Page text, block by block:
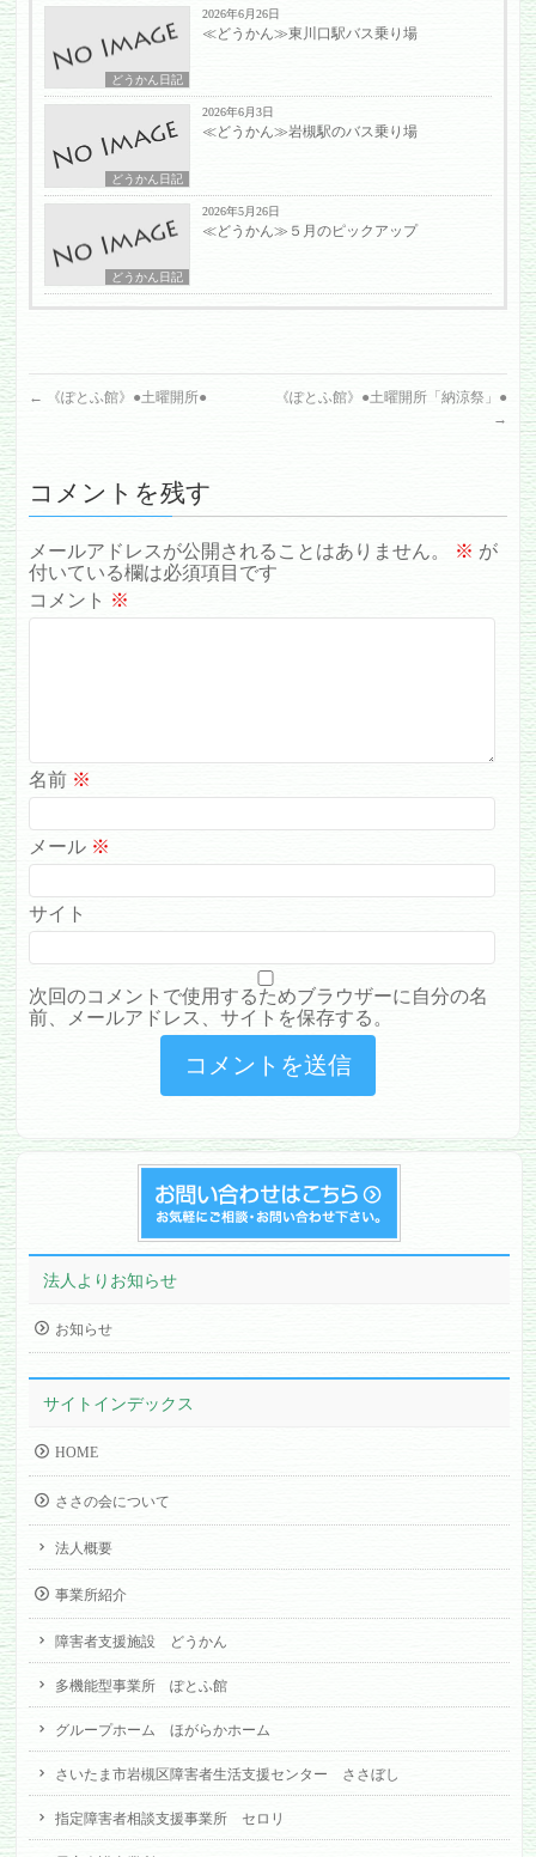
どうかん日記
2026年6月26日
≪どうかん≫東川口駅バス乗り場
どうかん日記
2026年6月3日
≪どうかん≫岩槻駅のバス乗り場
どうかん日記
2026年5月26日
≪どうかん≫５月のピックアップ
← 《ぽとふ館》●土曜開所●
《ぽとふ館》●土曜開所「納涼祭」●
→
コメントを残す
メールアドレスが公開されることはありません。 ※ が
付いている欄は必須項目です
コメント ※
名前 ※
メール ※
サイト
次回のコメントで使用するためブラウザーに自分の名
前、メールアドレス、サイトを保存する。
法人よりお知らせ
お知らせ
サイトインデックス
HOME
ささの会について
法人概要
事業所紹介
障害者支援施設 どうかん
多機能型事業所 ぽとふ館
グループホーム ほがらかホーム
さいたま市岩槻区障害者生活支援センター ささぼし
指定障害者相談支援事業所 セロリ